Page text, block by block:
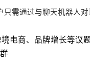
需通过与聊天机器人
电商、品牌增长等议